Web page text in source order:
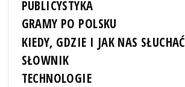
PUBLICYSTYKA
GRAMY PO POLSKU
KIEDY, GDZIE I JAK NAS SŁUCHAĆ
SŁOWNIK
TECHNOLOGIE